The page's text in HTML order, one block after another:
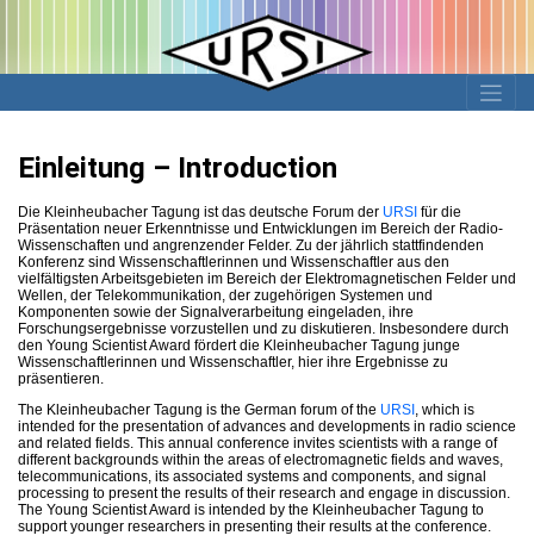
Einleitung – Introduction
Die Kleinheubacher Tagung ist das deutsche Forum der URSI für die
Präsentation neuer Erkenntnisse und Entwicklungen im Bereich der Radio-
Wissenschaften und angrenzender Felder. Zu der jährlich stattfindenden
Konferenz sind Wissenschaftlerinnen und Wissenschaftler aus den
vielfältigsten Arbeitsgebieten im Bereich der Elektromagnetischen Felder und
Wellen, der Telekommunikation, der zugehörigen Systemen und
Komponenten sowie der Signalverarbeitung eingeladen, ihre
Forschungsergebnisse vorzustellen und zu diskutieren. Insbesondere durch
den Young Scientist Award fördert die Kleinheubacher Tagung junge
Wissenschaftlerinnen und Wissenschaftler, hier ihre Ergebnisse zu
präsentieren.
The Kleinheubacher Tagung is the German forum of the URSI , which is
intended for the presentation of advances and developments in radio science
and related fields. This annual conference invites scientists with a range of
different backgrounds within the areas of electromagnetic fields and waves,
telecommunications, its associated systems and components, and signal
processing to present the results of their research and engage in discussion.
The Young Scientist Award is intended by the Kleinheubacher Tagung to
support younger researchers in presenting their results at the conference.